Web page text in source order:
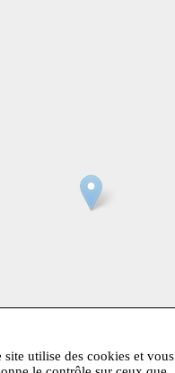
site utilise des cookies et vous